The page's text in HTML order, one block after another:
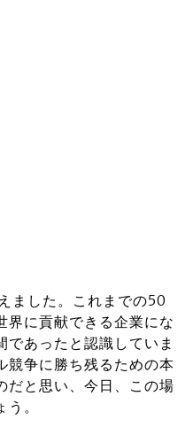
ました。これまでの50
界に貢献できる企業にな
であったと認識していま
競争に勝ち残るための本
だと思い、今日、この場
。